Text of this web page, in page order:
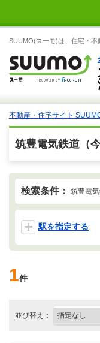
SUUMO(スーモ)は、住宅・不
不動産・住宅サイト
筑豊電気鉄道（
検索条件： 筑豊電
駅を指定する
1件
並び替え：